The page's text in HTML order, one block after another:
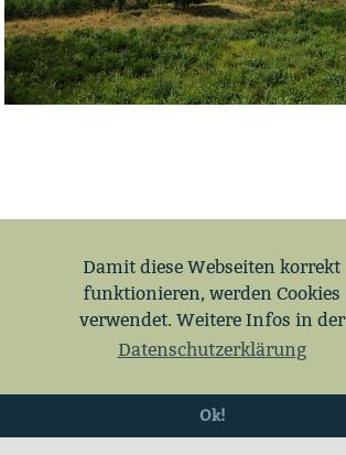
Damit diese Webseiten korrekt
funktionieren, werden Cookies
verwendet. Weitere Infos in der
Datenschutzerklärung
Ok!